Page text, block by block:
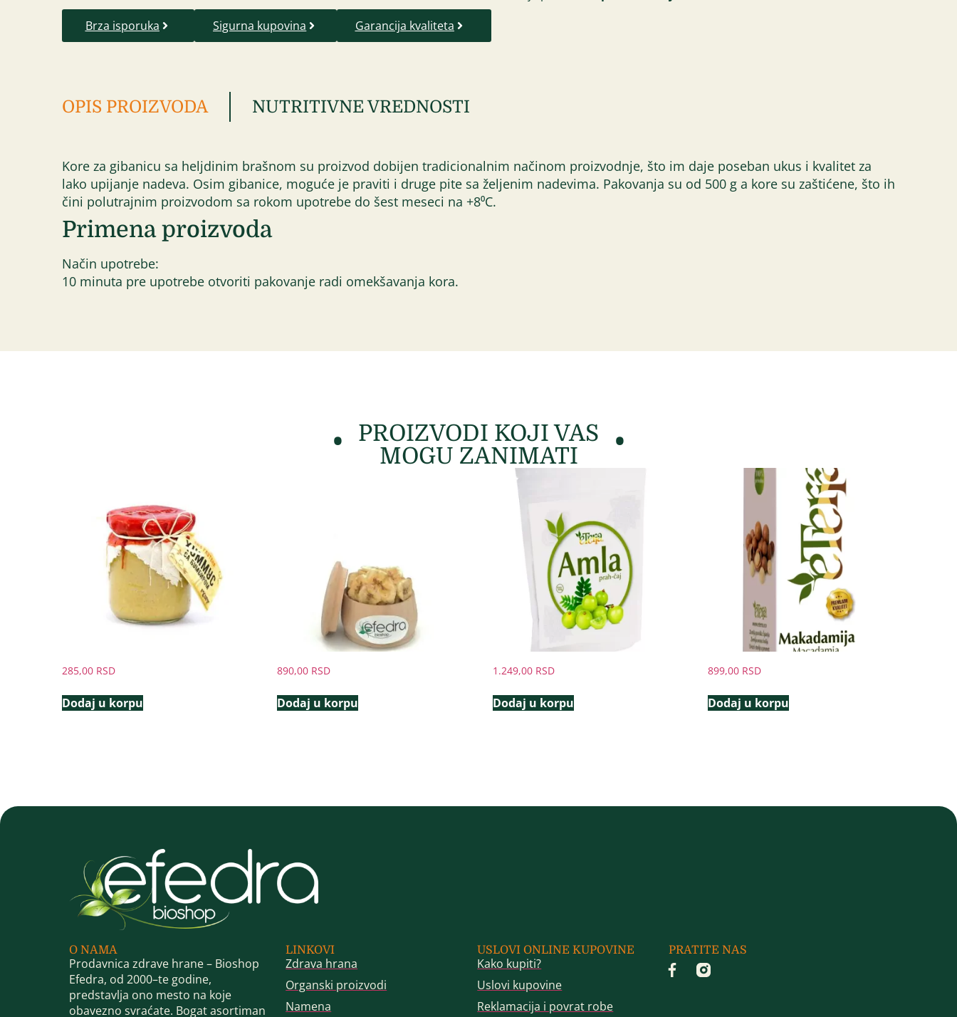
Brza isporuka
Sigurna kupovina Garancija kvaliteta
OPIS PROIZVODA NUTRITIVNE VREDNOSTI
Kore za gibanicu sa heljdinim brašnom su proizvod dobijen tradicionalnim načinom proizvodnje, što im daje poseban ukus i kvalitet za
lako upijanje nadeva. Osim gibanice, moguće je praviti i druge pite sa željenim nadevima. Pakovanja su od 500 g a kore su zaštićene, što ih
čini polutrajnim proizvodom sa rokom upotrebe do šest meseci na +8⁰C.
Primena proizvoda
Način upotrebe:
10 minuta pre upotrebe otvoriti pakovanje radi omekšavanja kora.
PROIZVODI KOJI VAS
MOGU ZANIMATI
285,00 RSD
Dodaj u korpu
890,00 RSD
Dodaj u korpu
1.249,00 RSD
Dodaj u korpu
899,00 RSD
Dodaj u korpu
O NAMA
Prodavnica zdrave hrane – Bioshop
Efedra, od 2000–te godine,
predstavlja ono mesto na koje
obavezno svraćate. Bogat asortiman
LINKOVI
Zdrava hrana
Organski proizvodi
Namena
USLOVI ONLINE KUPOVINE
Kako kupiti?
Uslovi kupovine
Reklamacija i povrat robe
PRATITE NAS